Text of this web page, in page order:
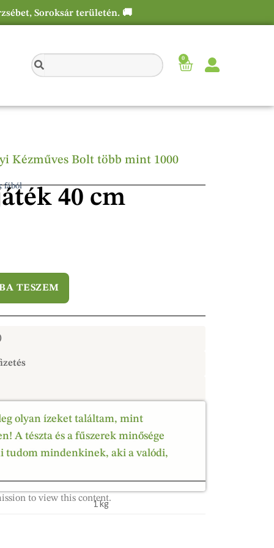
Soroksár területén. 🚚
0
Kézműves Bolt több mint 1000
fából 40 cm
TESZEM
olyan ízeket találtam, mint
A tészta és a fűszerek minősége
tudom mindenkinek, aki a valódi,
to view this content.
1 kg